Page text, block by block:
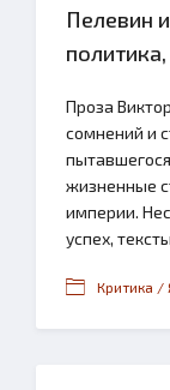
Пелевин
Проза
сомнений и
жизненные
империи.
успех,
Критика /